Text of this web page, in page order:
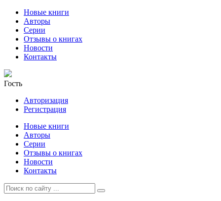
Новые книги
Авторы
Серии
Отзывы о книгах
Новости
Контакты
Гость
Авторизация
Регистрация
Новые книги
Авторы
Серии
Отзывы о книгах
Новости
Контакты